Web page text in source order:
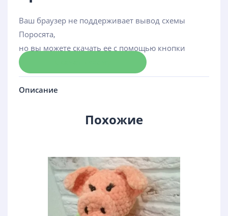
Ваш браузер не поддерживает вывод схемы
Поросята,
но вы можете скачать ее с помощью кнопки
Описание
Похожие